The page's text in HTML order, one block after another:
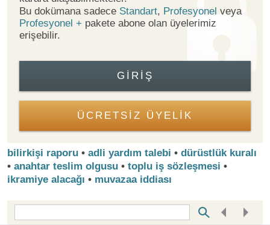
Bu dokümana sadece Standart, Profesyonel veya
Profesyonel + pakete abone olan üyelerimiz
erişebilir.
GIRIŞ
ÜCRETSİZ ÜYELİK
bilirkişi raporu • adli yardım talebi • dürüstlük kuralı
• anahtar teslim olgusu • toplu iş sözleşmesi •
ikramiye alacağı • muvazaa iddiası